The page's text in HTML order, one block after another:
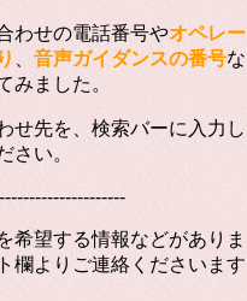
わせの電話番号やオペレー
、 音声ガイダンスの番号な
みました。
せ先を、検索バーに入力し
さい。
希望する情報などがありま
欄よりご連絡くださいます